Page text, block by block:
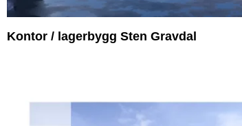
Kontor / lagerbygg Sten Gravdal